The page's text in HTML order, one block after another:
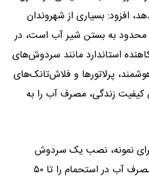
افزود: بسیاری از شهروندان
محدود به بستن شیر آب است، در
استاندارد مانند سردوش‌های
پرلاتورها و فلاش‌تانک‌های
زندگی، مصرف آب را به
برای نمونه، نصب یک سردوش
کم‌مصرف استاندارد می‌تواند مصرف آب در استحمام را تا ۵۰